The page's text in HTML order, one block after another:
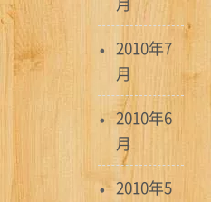
2010年7
月
2010年6
月
2010年5